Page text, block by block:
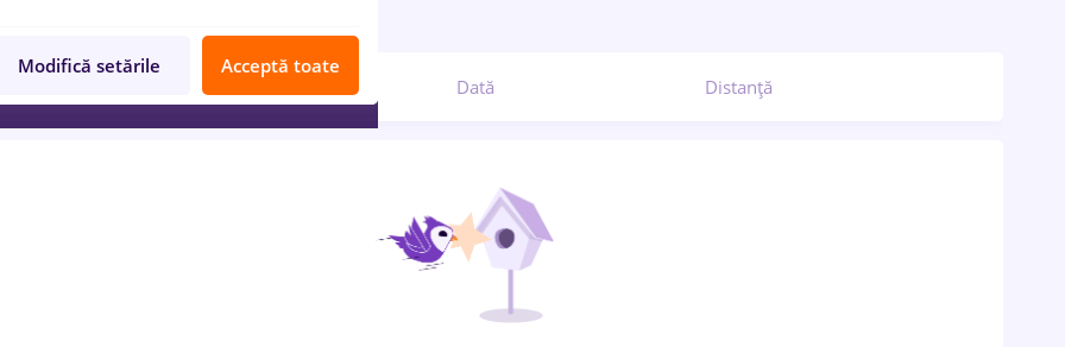
Relevanță Dată Distanță
Modifică setările Acceptă toate